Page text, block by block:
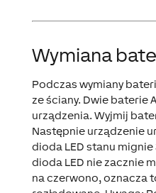
Wymiana
Podczas wymiany
ze ściany. Dwie baterie
urządzenia. Wyjmij
Następnie urządzenie
dioda LED stanu mignie
dioda LED nie zacznie
na czerwono, oznacza